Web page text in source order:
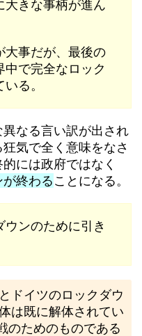
大きな事柄が進ん
大事だが、最後の
で完全なロック
る。
なる言い訳が出され
気で全く意味をなさ
には政府ではなく
終わることになる。
ンのために引き
ドイツのロックダウ
は既に解体されてい
のためのものである